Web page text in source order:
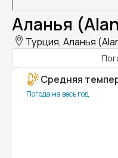
Аланья
Турция, Аланья
Средняя
Погода на весь год